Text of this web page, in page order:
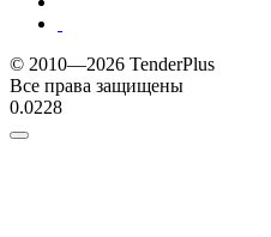
© 2010—2026 TenderPlus
Все права защищены
0.0228